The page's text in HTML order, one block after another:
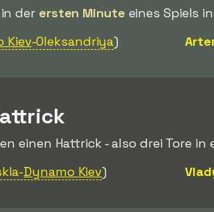
der ersten Minute eines Spiels
Kiev-Oleksandriya)
einen Hattrick - also drei Tore in
Dynamo Kiev)